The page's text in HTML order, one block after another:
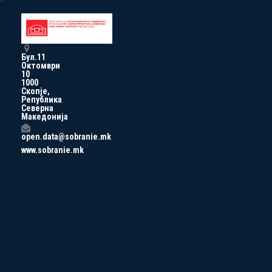
Бул.11
Октомври
10
1000
Скопје,
Република
Северна
Македонија
open.data@sobranie.mk
www.sobranie.mk